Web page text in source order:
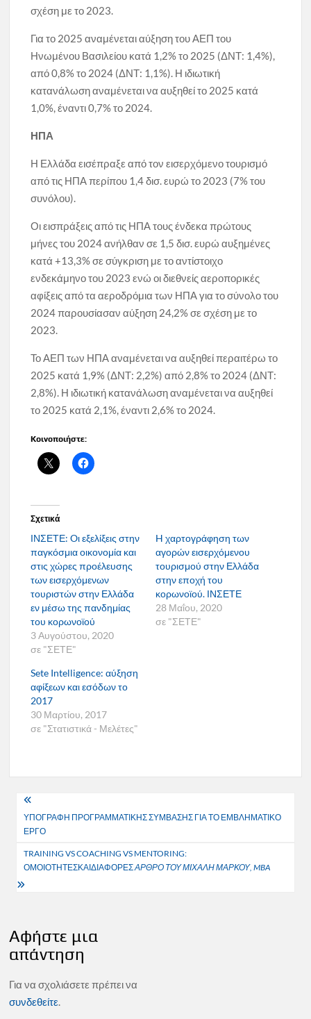
σχέση με το 2023.
Για το 2025 αναμένεται αύξηση του ΑΕΠ του
Ηνωμένου Βασιλείου κατά 1,2% το 2025 (ΔΝΤ: 1,4%),
από 0,8% το 2024 (ΔΝΤ: 1,1%). Η ιδιωτική
κατανάλωση αναμένεται να αυξηθεί το 2025 κατά
1,0%, έναντι 0,7% το 2024.
ΗΠΑ
Η Ελλάδα εισέπραξε από τον εισερχόμενο τουρισμό
από τις ΗΠΑ περίπου 1,4 δισ. ευρώ το 2023 (7% του
συνόλου).
Οι εισπράξεις από τις ΗΠΑ τους ένδεκα πρώτους
μήνες του 2024 ανήλθαν σε 1,5 δισ. ευρώ αυξημένες
κατά +13,3% σε σύγκριση με το αντίστοιχο
ενδεκάμηνο του 2023 ενώ οι διεθνείς αεροπορικές
αφίξεις από τα αεροδρόμια των ΗΠΑ για το σύνολο του
2024 παρουσίασαν αύξηση 24,2% σε σχέση με το
2023.
Το ΑΕΠ των ΗΠΑ αναμένεται να αυξηθεί περαιτέρω το
2025 κατά 1,9% (ΔΝΤ: 2,2%) από 2,8% το 2024 (ΔΝΤ:
2,8%). Η ιδιωτική κατανάλωση αναμένεται να αυξηθεί
το 2025 κατά 2,1%, έναντι 2,6% το 2024.
Κοινοποιήστε:
Σχετικά
ΙΝΣΕΤΕ: Oι εξελίξεις στην
παγκόσμια οικονομία και
στις χώρες προέλευσης
των εισερχόμενων
τουριστών στην Ελλάδα
εν μέσω της πανδημίας
του κορωνοϊού
3 Αυγούστου, 2020
σε "ΣΕΤΕ"
H χαρτογράφηση των
αγορών εισερχόμενου
τουρισμού στην Ελλάδα
στην εποχή του
κορωνοϊού. ΙΝΣΕΤΕ
28 Μαΐου, 2020
σε "ΣΕΤΕ"
Sete Intelligence: αύξηση
αφίξεων και εσόδων το
2017
30 Μαρτίου, 2017
σε "Στατιστικά - Μελέτες"
Πλοήγηση
άρθρων
ΥΠΟΓΡΑΦΗ ΠΡΟΓΡΑΜΜΑΤΙΚΗΣ ΣΥΜΒΑΣΗΣ ΓΙΑ ΤΟ ΕΜΒΛΗΜΑΤΙΚΟ
ΕΡΓΟ
TRAINING VS COACHING VS MENTORING:
ΟΜΟΙΟΤΗΤΕΣΚΑΙΔΙΑΦΟΡΕΣΑΡΘΡΟ ΤΟΥ ΜΙΧΑΛΗ ΜΑΡΚΟΥ, MBA
Αφήστε μια
απάντηση
Για να σχολιάσετε πρέπει να
συνδεθείτε.